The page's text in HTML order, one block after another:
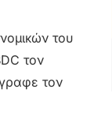
του
τον
τον